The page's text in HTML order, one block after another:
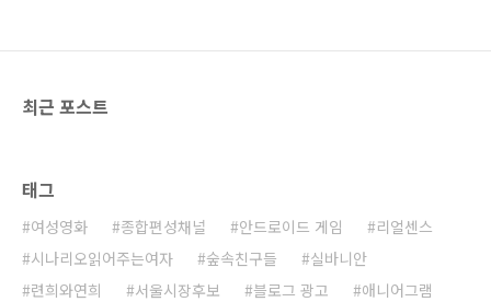
최근 포스트
태그
여성영화 종합편성채널 안드로이드 게임
리얼센스
시나리오읽어주는여자
숲속친구들
실바니안
련희와연희
서울시장후보 블로그 광고
애니어그램